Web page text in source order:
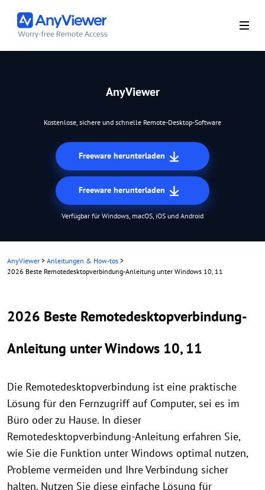
AnyViewer
Kostenlose, sichere und schnelle Remote-Desktop-Software
Freeware herunterladen
Freeware herunterladen
Verfügbar für Windows, macOS, iOS und Android
AnyViewer > Anleitungen & How-tos >
2026 Beste Remotedesktopverbindung-Anleitung unter Windows 10, 11
2026 Beste Remotedesktopverbindung-
Anleitung unter Windows 10, 11
Die Remotedesktopverbindung ist eine praktische
Lösung für den Fernzugriff auf Computer, sei es im
Büro oder zu Hause. In dieser
Remotedesktopverbindung-Anleitung erfahren Sie,
wie Sie die Funktion unter Windows optimal nutzen,
Probleme vermeiden und Ihre Verbindung sicher
halten. Nutzen Sie diese einfache Lösung für